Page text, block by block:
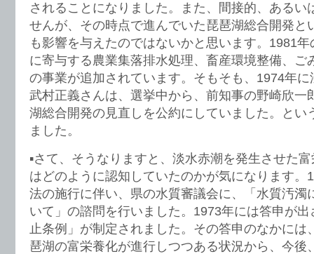
されることになりました。また、間接的、あるい
せんが、その時点で進んでいた琵琶湖総合開発と
も影響を与えたのではないかと思います。1981
に寄与する農業集落排水処理、畜産環境整備、ご
の事業が追加されています。そもそも、1974年
武村正義さんは、選挙中から、前知事の野崎欣一
湖総合開発の見直しを公約にしていました。とい
ました。
▪️さて、そうなりますと、淡水赤潮を発生させた
はどのように認知していたのかが気になります。
法の施行に伴い、県の水質審議会に、「水質汚濁
いて」の諮問を行いました。1973年には答申が
止条例」が制定されました。その答申のなかには
琶湖の富栄養化が進行しつつある状況から、今後